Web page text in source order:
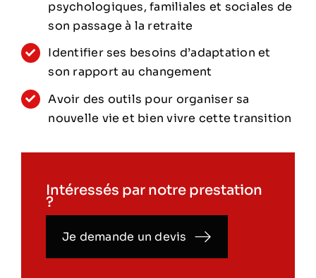
psychologiques, familiales et sociales de
son passage à la retraite
Identifier ses besoins d’adaptation et
son rapport au changement
Avoir des outils pour organiser sa
nouvelle vie et bien vivre cette transition
Intéressés par notre prestation
?
Je demande un devis